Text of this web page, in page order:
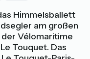
Himmelsballett
am großen
der Vélomaritime
Touquet. Das